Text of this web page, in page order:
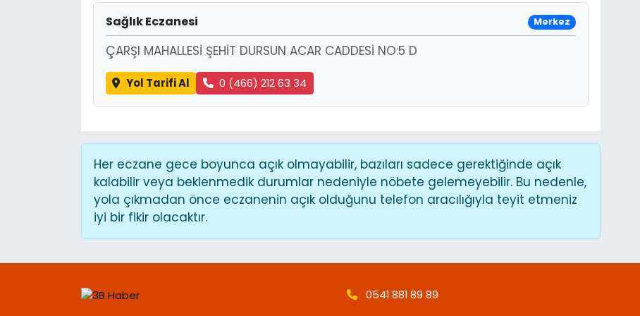
Sağlık Eczanesi Merkez
ÇARŞI MAHALLESİ ŞEHİT DURSUN ACAR CADDESİ NO:5 D
Yol Tarifi Al 0 (466) 212 63 34
Her eczane gece boyunca açık olmayabilir, bazıları sadece gerektiğinde açık
kalabilir veya beklenmedik durumlar nedeniyle nöbete gelemeyebilir. Bu nedenle,
yola çıkmadan önce eczanenin açık olduğunu telefon aracılığıyla teyit etmeniz
iyi bir fikir olacaktır.
0541 881 89 89